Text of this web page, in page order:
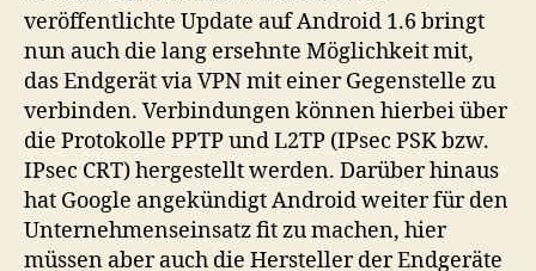
veröffentlichte Update auf Android 1.6 bringt
nun auch die lang ersehnte Möglichkeit mit,
das Endgerät via VPN mit einer Gegenstelle zu
verbinden. Verbindungen können hierbei über
die Protokolle PPTP und L2TP (IPsec PSK bzw.
IPsec CRT) hergestellt werden. Darüber hinaus
hat Google angekündigt Android weiter für den
Unternehmenseinsatz fit zu machen, hier
müssen aber auch die Hersteller der Endgeräte